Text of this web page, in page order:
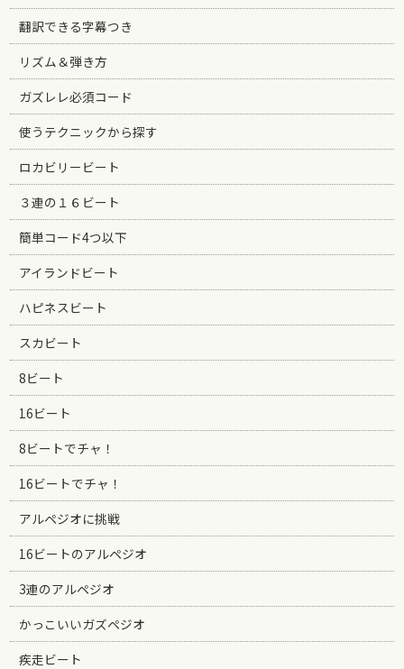
翻訳できる字幕つき
リズム＆弾き方
ガズレレ必須コード
使うテクニックから探す
ロカビリービート
３連の１６ビート
簡単コード4つ以下
アイランドビート
ハピネスビート
スカビート
8ビート
16ビート
8ビートでチャ！
16ビートでチャ！
アルペジオに挑戦
16ビートのアルペジオ
3連のアルペジオ
かっこいいガズペジオ
疾走ビート